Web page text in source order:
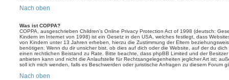
Nach oben
Was ist COPPA?
COPPA, ausgeschrieben Children’s Online Privacy Protection Act of 1998 (deutsch:
Kindern im Internet von 1998) ist ein Gesetz in den USA, welches festlegt, dass
von Kindern unter 13 Jahren erheben, hierzu die Zustimmung der Eltern
benötigen. Wenn du dir unsicher bist, ob dies auf dich oder die Website, auf der du
einen rechtlichen Beistand zu Rate. Bitte beachte, dass phpBB Limited und der
anbieten kann und nicht die Anlaufstelle für Rechtsangelegenheiten jeglicher Art ist;
soll ich mich wenden, falls es Beschwerden oder juristische Anfragen zu diesem Forum
Nach oben